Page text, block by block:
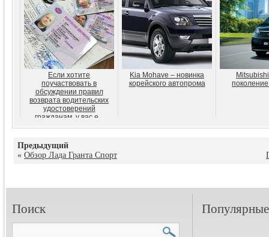
Если хотите
поучаствовать в
обсуждении правил
возврата водительских
удостоверений
гражданам, у вас е...
Kia Mohave – новинка
корейского автопрома
Предыдущий
« Обзор Лада Гранта Спорт
Поиск Популярные